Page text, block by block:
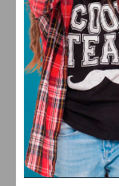
FERREIRA